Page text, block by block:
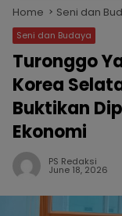
Home Seni dan
Seni dan Budaya
Turonggo
Korea
Buktikan
Ekonomi
PS Redaksi
June 18, 2026